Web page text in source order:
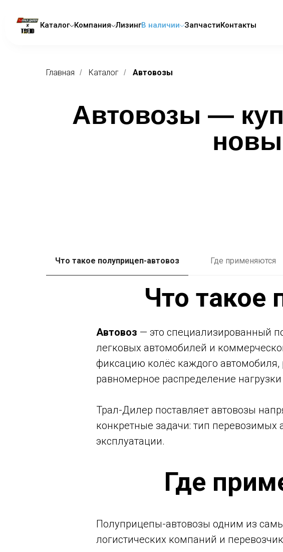
Каталог Компания ЛизингВ наличии ЗапчастиКонтакты
Главная / Каталог / Автовозы
Автовозы —
Что такое полуприцеп-автовоз Где применяются
Что такое
Автовоз — это специализированный
легковых автомобилей и
фиксацию колёс каждого автомобиля,
равномерное распределение
Трал-Дилер поставляет автовозы
конкретные задачи: тип
эксплуатации.
Где
Полуприцепы-автовозы одним из
логистических компаний и